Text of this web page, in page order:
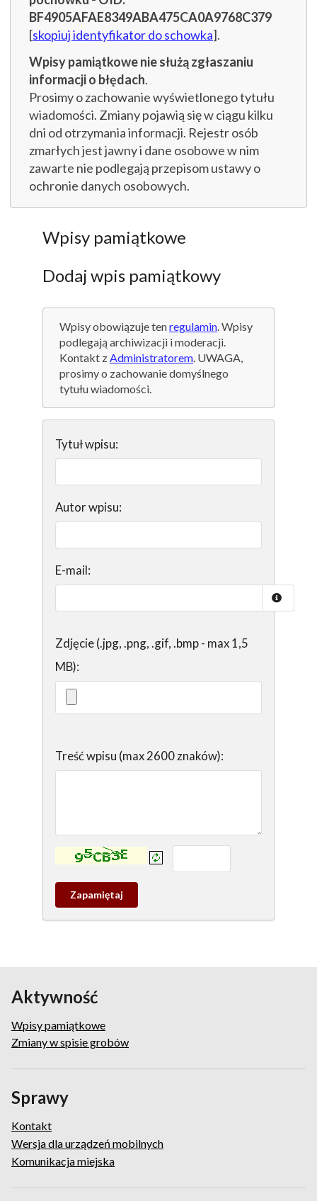
BF4905AFAE8349ABA475CA0A9768C379
[skopiuj identyfikator do schowka].
Wpisy pamiątkowe nie służą zgłaszaniu
informacji o błędach.
Prosimy o zachowanie wyświetlonego tytułu
wiadomości. Zmiany pojawią się w ciągu kilku
dni od otrzymania informacji. Rejestr osób
zmarłych jest jawny i dane osobowe w nim
zawarte nie podlegają przepisom ustawy o
ochronie danych osobowych.
Wpisy pamiątkowe
Dodaj wpis pamiątkowy
Wpisy obowiązuje tenregulamin. Wpisy
podlegają archiwizacji i moderacji.
Kontakt zAdministratorem. UWAGA,
prosimy o zachowanie domyślnego
tytułu wiadomości.
Tytuł wpisu:
Autor wpisu:
E-mail:
Zdjęcie (.jpg, .png, .gif, .bmp - max 1,5
MB):
Treść wpisu (max 2600 znaków):
Kontrola - wprowadź tekst z obrazka:
Zapamietaj
wpis
Aktywność
Wpisy pamiątkowe
Zmiany w spisie grobów
Sprawy
Kontakt
Wersja dla urządzeń mobilnych
Komunikacja miejska